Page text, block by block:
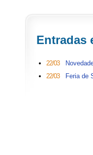
Entradas
22/03
22/03
Feria de